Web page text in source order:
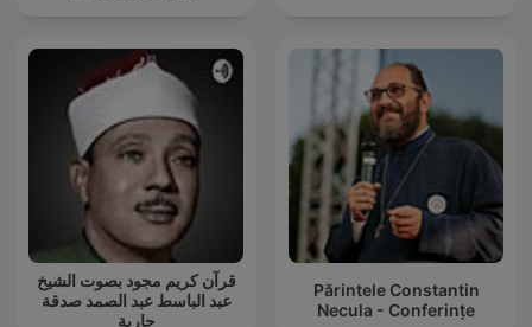
قرآن كريم مجود بصوت الشيخ
عبد الباسط عبد الصمد صدقة
جارية
Părintele Constantin
Necula - Conferințe